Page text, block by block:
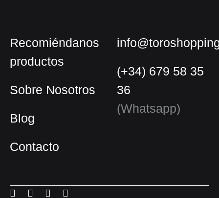
Recomiéndanos
productos
Sobre Nosotros
Blog
Contacto
(+34) 679 58 35
36
(Whatsapp)
Menu Menu Menu
Español